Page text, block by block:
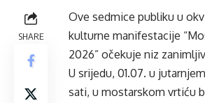
SHARE
Ove sedmice publiku u
kulturne manifestacije
2026” očekuje niz
U srijedu, 01.07. u
sati, u mostarskom vrtiću